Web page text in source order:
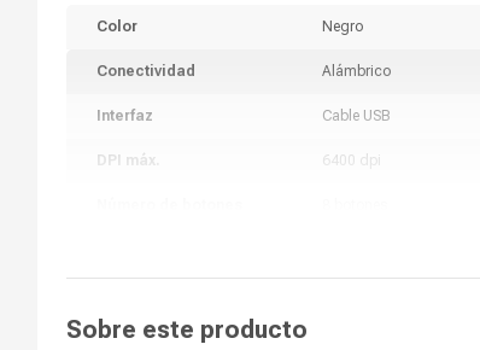
Color Negro
Conectividad Alámbrico
Interfaz Cable USB
DPI máx. 6400 dpi
Sobre este producto